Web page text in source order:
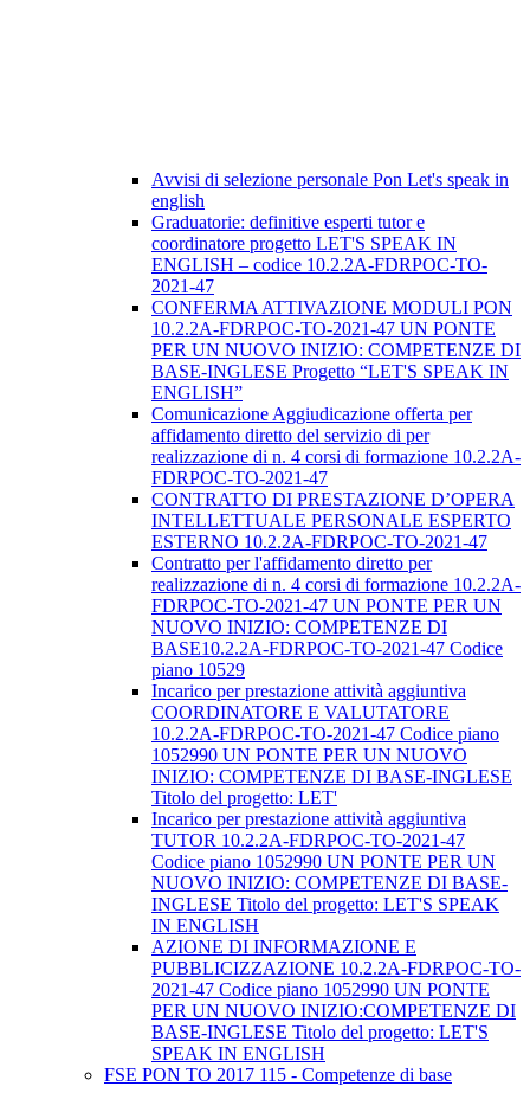
Avvisi di selezione personale Pon Let's speak in
english
Graduatorie: definitive esperti tutor e
coordinatore progetto LET'S SPEAK IN
ENGLISH – codice 10.2.2A-FDRPOC-TO-
2021-47
CONFERMA ATTIVAZIONE MODULI PON
10.2.2A-FDRPOC-TO-2021-47 UN PONTE
PER UN NUOVO INIZIO: COMPETENZE DI
BASE-INGLESE Progetto “LET'S SPEAK IN
ENGLISH”
Comunicazione Aggiudicazione offerta per
affidamento diretto del servizio di per
realizzazione di n. 4 corsi di formazione 10.2.2A-
FDRPOC-TO-2021-47
CONTRATTO DI PRESTAZIONE D’OPERA
INTELLETTUALE PERSONALE ESPERTO
ESTERNO 10.2.2A-FDRPOC-TO-2021-47
Contratto per l'affidamento diretto per
realizzazione di n. 4 corsi di formazione 10.2.2A-
FDRPOC-TO-2021-47 UN PONTE PER UN
NUOVO INIZIO: COMPETENZE DI
BASE10.2.2A-FDRPOC-TO-2021-47 Codice
piano 10529
Incarico per prestazione attività aggiuntiva
COORDINATORE E VALUTATORE
10.2.2A-FDRPOC-TO-2021-47 Codice piano
1052990 UN PONTE PER UN NUOVO
INIZIO: COMPETENZE DI BASE-INGLESE
Titolo del progetto: LET'
Incarico per prestazione attività aggiuntiva
TUTOR 10.2.2A-FDRPOC-TO-2021-47
Codice piano 1052990 UN PONTE PER UN
NUOVO INIZIO: COMPETENZE DI BASE-
INGLESE Titolo del progetto: LET'S SPEAK
IN ENGLISH
AZIONE DI INFORMAZIONE E
PUBBLICIZZAZIONE 10.2.2A-FDRPOC-TO-
2021-47 Codice piano 1052990 UN PONTE
PER UN NUOVO INIZIO:COMPETENZE DI
BASE-INGLESE Titolo del progetto: LET'S
SPEAK IN ENGLISH
FSE PON TO 2017 115 - Competenze di base